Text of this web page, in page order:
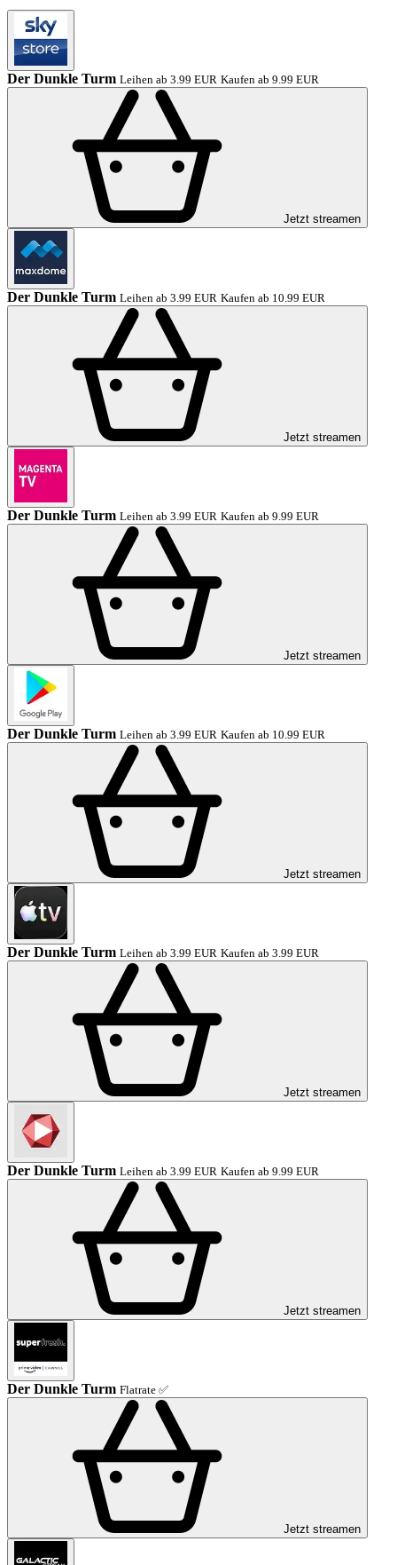
Der Dunkle Turm Leihen ab 3.99 EUR Kaufen ab 9.99 EUR
Jetzt streamen
Der Dunkle Turm Leihen ab 3.99 EUR Kaufen ab 10.99 EUR
Jetzt streamen
Der Dunkle Turm Leihen ab 3.99 EUR Kaufen ab 9.99 EUR
Jetzt streamen
Der Dunkle Turm Leihen ab 3.99 EUR Kaufen ab 10.99 EUR
Jetzt streamen
Der Dunkle Turm Leihen ab 3.99 EUR Kaufen ab 3.99 EUR
Jetzt streamen
Der Dunkle Turm Leihen ab 3.99 EUR Kaufen ab 9.99 EUR
Jetzt streamen
Der Dunkle Turm Flatrate ✅
Jetzt streamen